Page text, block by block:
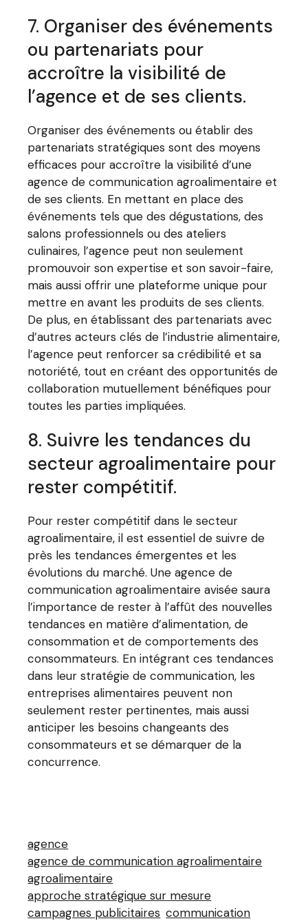
7. Organiser des événements
ou partenariats pour
accroître la visibilité de
l’agence et de ses clients.
Organiser des événements ou établir des
partenariats stratégiques sont des moyens
efficaces pour accroître la visibilité d’une
agence de communication agroalimentaire et
de ses clients. En mettant en place des
événements tels que des dégustations, des
salons professionnels ou des ateliers
culinaires, l’agence peut non seulement
promouvoir son expertise et son savoir-faire,
mais aussi offrir une plateforme unique pour
mettre en avant les produits de ses clients.
De plus, en établissant des partenariats avec
d’autres acteurs clés de l’industrie alimentaire,
l’agence peut renforcer sa crédibilité et sa
notoriété, tout en créant des opportunités de
collaboration mutuellement bénéfiques pour
toutes les parties impliquées.
8. Suivre les tendances du
secteur agroalimentaire pour
rester compétitif.
Pour rester compétitif dans le secteur
agroalimentaire, il est essentiel de suivre de
près les tendances émergentes et les
évolutions du marché. Une agence de
communication agroalimentaire avisée saura
l’importance de rester à l’affût des nouvelles
tendances en matière d’alimentation, de
consommation et de comportements des
consommateurs. En intégrant ces tendances
dans leur stratégie de communication, les
entreprises alimentaires peuvent non
seulement rester pertinentes, mais aussi
anticiper les besoins changeants des
consommateurs et se démarquer de la
concurrence.
agence
agence de communication agroalimentaire
agroalimentaire
approche stratégique sur mesure
campagnes publicitaires communication